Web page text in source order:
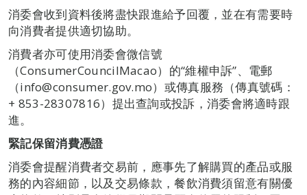
消委會收到資料後將盡快跟進給予回覆，並在有需要時
向消費者提供適切協助。
消費者亦可使用消委會微信號
（ConsumerCouncilMacao）的“維權申訴”、電郵
（info@consumer.gov.mo）或傳真服務（傳真號碼：
+ 853-28307816）提出查詢或投訴，消委會將適時跟
進。
緊記保留消費憑證
消委會提醒消費者交易前，應事先了解購買的產品或服
務的內容細節，以及交易條款，餐飲消費須留意有關優